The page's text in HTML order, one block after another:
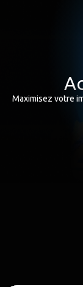
Maximisez votre